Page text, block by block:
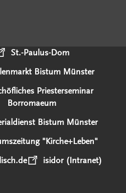
St.-Paulus-Dom
Bistum Münster
Priesterseminar
Borromaeum
Bistum Münster
"Kirche+Leben"
isidor (Intranet)